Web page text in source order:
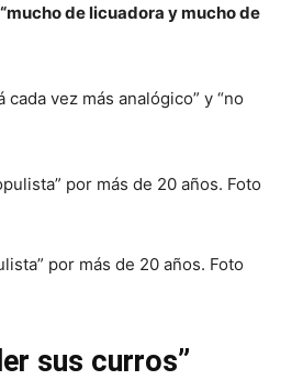
de licuadora y mucho de
vez más analógico” y “no
por más de 20 años. Foto
sus curros”